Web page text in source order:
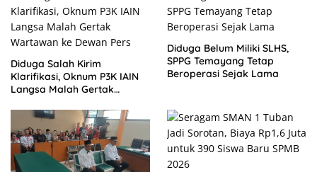
Diduga Salah Kirim
Klarifikasi, Oknum P3K IAIN
Langsa Malah Gertak
Diduga Belum Miliki SLHS,
SPPG Temayang Tetap
Beroperasi Sejak Lama